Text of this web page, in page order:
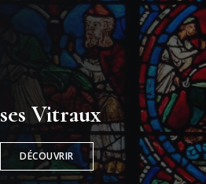
ses Vitraux
DÉCOUVRIR